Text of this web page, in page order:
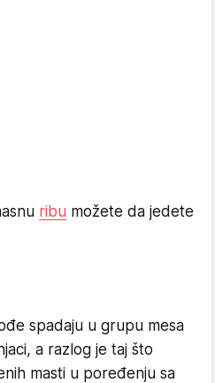
ribu možete da jedete
spadaju u grupu mesa
a razlog je taj što
masti u poređenju sa